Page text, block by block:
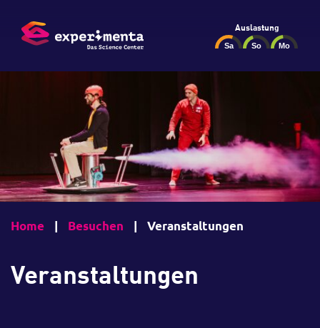
Auslastung
Home | Besuchen | Veranstaltungen
Veranstaltungen